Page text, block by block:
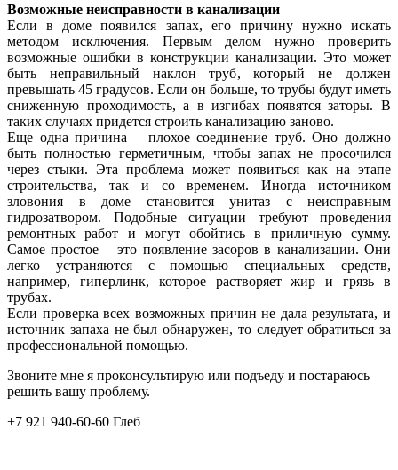
Возможные неисправности в канализации
Если в доме появился запах, его причину нужно искать
методом исключения. Первым делом нужно проверить
возможные ошибки в конструкции канализации. Это может
быть неправильный наклон труб, который не должен
превышать 45 градусов. Если он больше, то трубы будут иметь
сниженную проходимость, а в изгибах появятся заторы. В
таких случаях придется строить канализацию заново.
Еще одна причина – плохое соединение труб. Оно должно
быть полностью герметичным, чтобы запах не просочился
через стыки. Эта проблема может появиться как на этапе
строительства, так и со временем. Иногда источником
зловония в доме становится унитаз с неисправным
гидрозатвором. Подобные ситуации требуют проведения
ремонтных работ и могут обойтись в приличную сумму.
Самое простое – это появление засоров в канализации. Они
легко устраняются с помощью специальных средств,
например, гиперлинк, которое растворяет жир и грязь в
трубах.
Если проверка всех возможных причин не дала результата, и
источник запаха не был обнаружен, то следует обратиться за
профессиональной помощью.
Звоните мне я проконсультирую или подъеду и постараюсь
решить вашу проблему.
+7 921 940-60-60 Глеб